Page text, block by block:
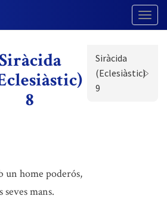
8
Siràcida
(Eclesiàstic)
9
un home poderós,
seves mans.